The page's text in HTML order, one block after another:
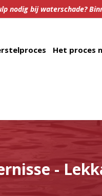
nodig bij waterschade?
Het proces
-